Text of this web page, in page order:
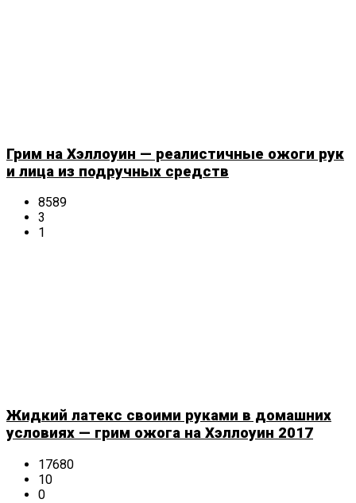
Грим на Хэллоуин — реалистичные ожоги рук
и лица из подручных средств
8589
3
1
Жидкий латекс своими руками в домашних
условиях — грим ожога на Хэллоуин 2017
17680
10
0